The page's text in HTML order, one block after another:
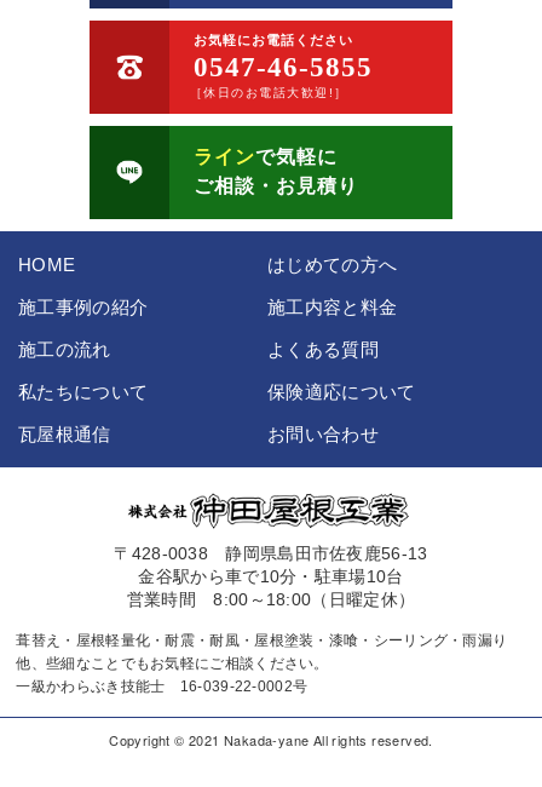
お気軽にお電話ください
0547-46-5855
［休日のお電話大歓迎!］
ラインで気軽に
ご相談・お見積り
HOME はじめての方へ
施工事例の紹介 施工内容と料金
施工の流れ よくある質問
私たちについて 保険適応について
瓦屋根通信 お問い合わせ
〒428-0038 静岡県島田市佐夜鹿56-13
金谷駅から車で10分・駐車場10台
営業時間 8:00～18:00（日曜定休）
葺替え・屋根軽量化・耐震・耐風・屋根塗装・漆喰・シーリング・雨漏り
他、些細なことでもお気軽にご相談ください。
一級かわらぶき技能士 16-039-22-0002号
Copyright © 2021 Nakada-yane All rights reserved.